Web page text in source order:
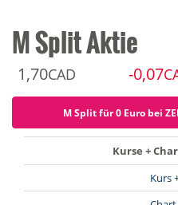
M Split Aktie
1,70CAD -0,07
M Split für 0 Euro bei
Kurse +
Kurs